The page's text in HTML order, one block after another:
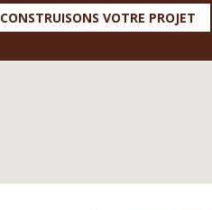
CONSTRUISONS VOTRE PROJET